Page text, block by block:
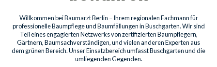
Willkommen bei Baumarzt Berlin – Ihrem regionalen Fachmann für
professionelle Baumpflege und Baumfällungen in Buschgarten. Wir sind
Teil eines engagierten Netzwerks von zertifizierten Baumpflegern,
Gärtnern, Baumsachverständigen, und vielen anderen Experten aus
dem grünen Bereich. Unser Einsatzbereich umfasst Buschgarten und die
umliegenden Gegenden.